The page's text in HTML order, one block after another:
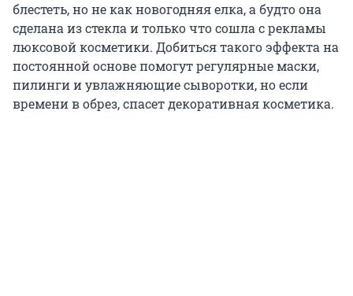
блестеть, но не как новогодняя елка, а будто она
сделана из стекла и только что сошла с рекламы
люксовой косметики. Добиться такого эффекта на
постоянной основе помогут регулярные маски,
пилинги и увлажняющие сыворотки, но если
времени в обрез, спасет декоративная косметика.